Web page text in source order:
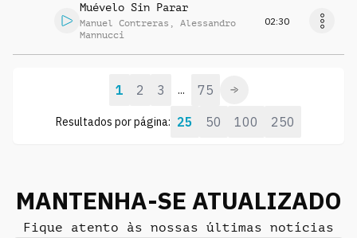
Muévelo Sin Parar
Manuel Contreras , Alessandro
Mannucci
02:30
Resultados por página: 25 50 100 250
1 2 3 ... 75
MANTENHA-SE ATUALIZADO
Fique atento às nossas últimas notícias